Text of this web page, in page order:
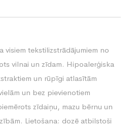
visiem tekstilizstrādājumiem no
vilnai un zīdam. Hipoalerģiska
un rūpīgi atlasītām
un bez pievienotiem
zīdaiņu, mazu bērnu un
Lietošana: dozē atbilstoši